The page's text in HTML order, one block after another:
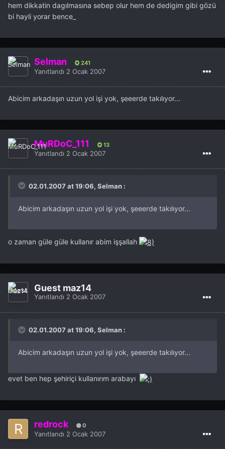
hem dikkatin dagılmasına sebep olur hem de dedigim gibi gözü
bi hayli yorar bence_
Selman 241
Yanıtlandı 2 Ocak 2007
Abicim arkadaşın uzun yol işi yok, şeeerde takılıyor...
MuRDoC_111 13
Yanıtlandı 2 Ocak 2007
02.01.2007 at 19:06, Selman :
Abicim arkadaşın uzun yol işi yok, şeeerde takılıyor...
o zaman güle güle kullanır abim işşallah
Guest maz14
Yanıtlandı 2 Ocak 2007
02.01.2007 at 19:06, Selman :
Abicim arkadaşın uzun yol işi yok, şeeerde takılıyor...
evet ben hep şehiriçi kullanırım arabayı
redrock 0
Yanıtlandı 2 Ocak 2007